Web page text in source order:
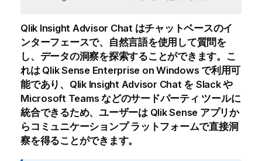
Qlik Insight Advisor Chatはチャットベースのイ
ンターフェースで、自然言語を使用して質問を
し、データの洞察を探索することができます。こ
れは Qlik Sense Enterprise on Windows で利用可
能であり、 Qlik Insight Advisor Chatを Slack や
Microsoft Teams などのサードパーティ ツールに
統合できるため、ユーザーは Qlik Sense アプリか
らコミュニケーションプ ラットフォームで直接洞
察を得ることができます。